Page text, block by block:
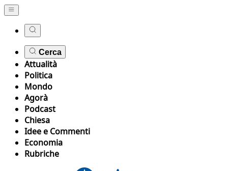
Cerca
Attualità
Politica
Mondo
Agorà
Podcast
Chiesa
Idee e Commenti
Economia
Rubriche